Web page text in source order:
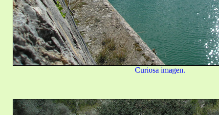
Curiosa imagen.